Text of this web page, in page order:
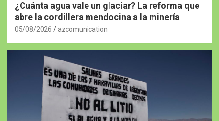
¿Cuánta agua vale un glaciar? La reforma que
abre la cordillera mendocina a la minería
05/08/2026 azcomunication